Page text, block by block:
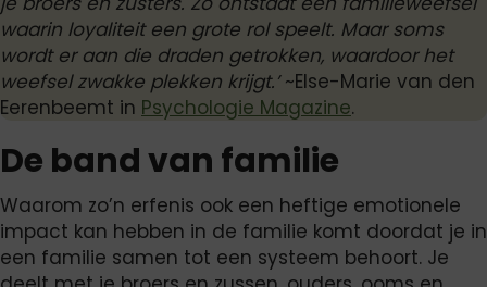
waarin loyaliteit een grote rol speelt. Maar soms
wordt er aan die draden getrokken, waardoor het
weefsel zwakke plekken krijgt.’~Else-Marie van den
Eerenbeemt in Psychologie Magazine.
De band van familie
Waarom zo’n erfenis ook een heftige emotionele
impact kan hebben in de familie komt doordat je in
een familie samen tot een systeem behoort. Je